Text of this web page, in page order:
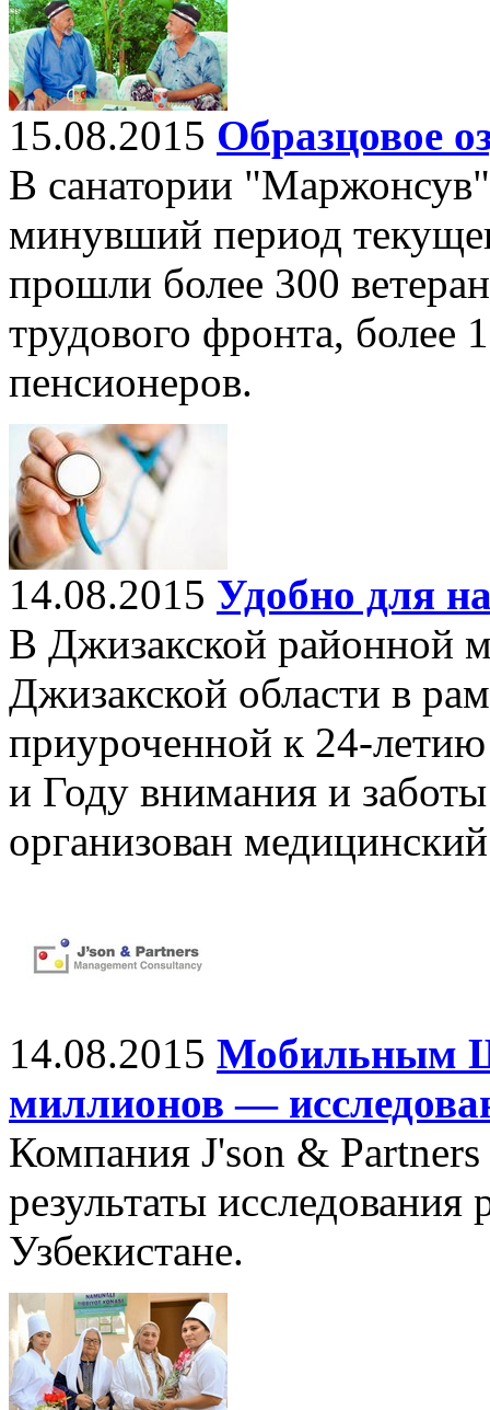
15.08.2015 Образцовое
В санатории
минувший период
прошли более 300
трудового фронта, более
пенсионеров.
14.08.2015 Удобно для
В Джизакской районной
Джизакской области в
приуроченной к 24-
и Году внимания и
организован
14.08.2015 Мобильным
миллионов —
Компания J'son &
результаты
Узбекистане.